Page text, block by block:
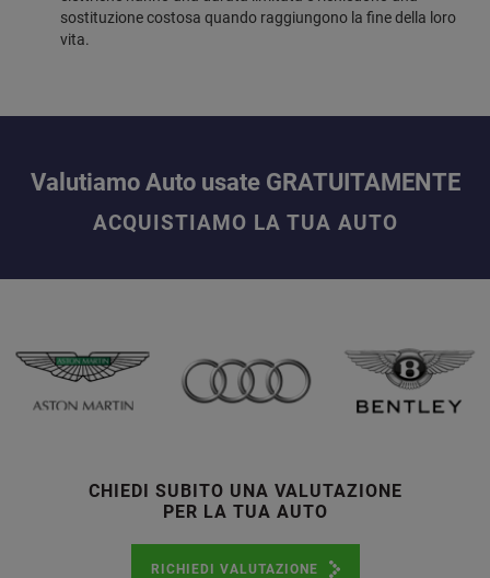
sostituzione costosa quando raggiungono la fine della loro
vita.
Valutiamo Auto usate GRATUITAMENTE
ACQUISTIAMO LA TUA AUTO
CHIEDI SUBITO UNA VALUTAZIONE
PER LA TUA AUTO
RICHIEDI VALUTAZIONE